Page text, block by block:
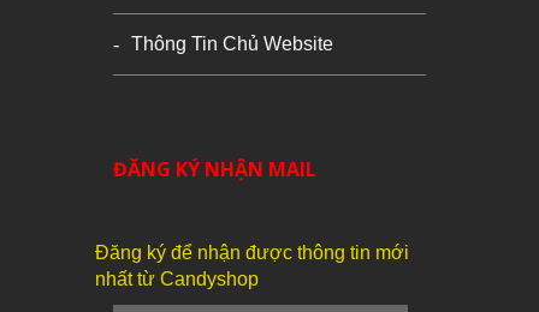
Thông Tin Chủ Website
ĐĂNG KÝ NHẬN MAIL
Đăng ký để nhận được thông tin mới
nhất từ Candyshop